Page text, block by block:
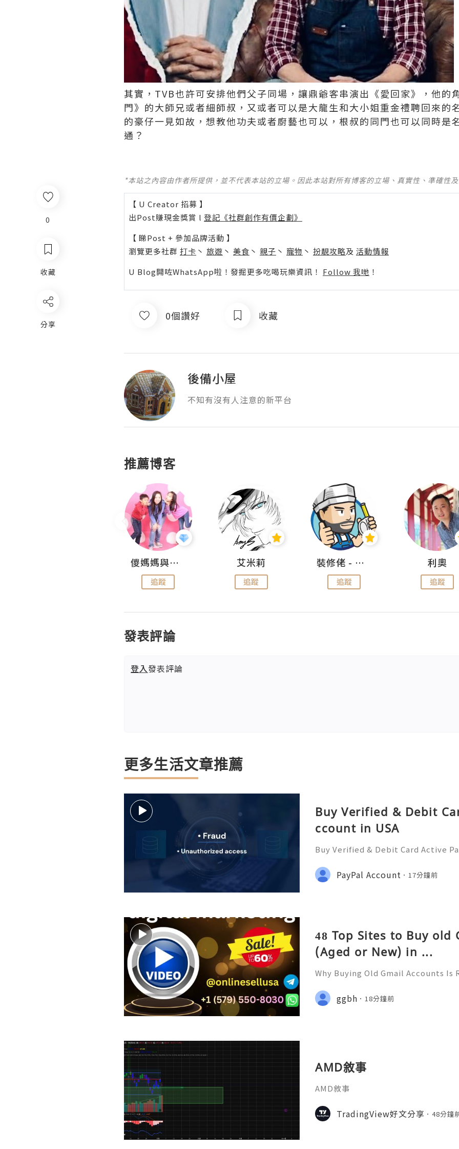
0
收藏
分享
其實，TVB也許可安排他們父子同場，讓鼎爺客串演出《愛回家》，他的
門》的大師兄或者細師叔，又或者可以是大龍生和大小姐重金禮聘回來的
的豪仔一見如故，想教他功夫或者廚藝也可以，根叔的同門也可以同時是
通？ ​​​
*本站之內容由作者所提供，並不代表本站的立場。因此本站對所有博客的立場、真實性、準確性
【 U Creator 招募 】
出Post賺現金獎賞 l 登記《社群創作有價企劃》
【 睇Post + 參加品牌活動 】
瀏覽更多社群 打卡 丶 旅遊 丶 美食 丶 親子 丶 寵物 丶 扮靚攻略及 活動情報
U Blog開咗WhatsApp啦！發掘更多吃喝玩樂資訊！ Follow 我哋 ！
0個讚好 收藏
後備小屋
不知有沒有人注意的新平台
推薦博客
儍媽媽與兩隻小魔怪之家
追蹤
艾米莉
追蹤
裝修佬 - 香港一站式網上裝修平台
追蹤
利奧
追蹤
發表評論
登入發表評論
更多生活文章推薦
Buy Verified & Debit
ccount in USA
Buy Verified & Debit Card Active
ere 24/7! 📧 Email:
(772)563-8300 🚀 Telegram: @usam
PayPal Account 17分鐘前
48 Top Sites to Buy old
(Aged or New) in ...
Why Buying Old Gmail Accounts Is
rt 24/7 🚀📡💬📱🛸👑 Telegram ➜
👑 Discord ➜ Account Service
ggbh 18分鐘前
AMD敘事
AMD敘事
TradingView好文分享 48分鐘